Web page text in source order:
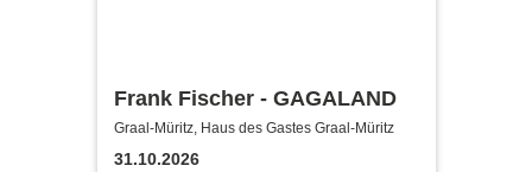
Frank Fischer - GAGALAND
Graal-Müritz, Haus des Gastes Graal-Müritz
31.10.2026